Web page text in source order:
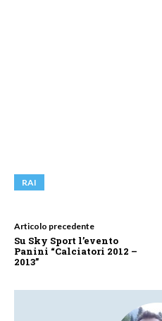
RAI
Articolo precedente
Su Sky Sport l’evento
Panini “Calciatori 2012 –
2013”